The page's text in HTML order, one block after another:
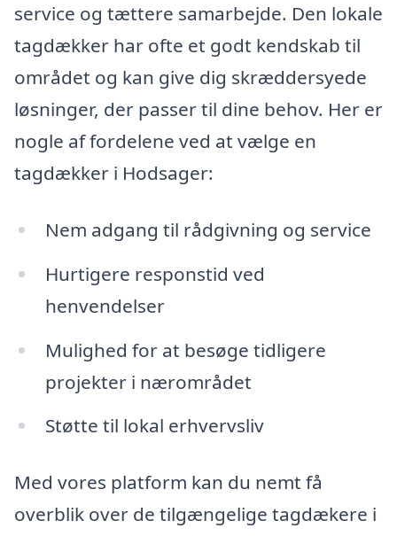
service og tættere samarbejde. Den lokale
tagdækker har ofte et godt kendskab til
området og kan give dig skræddersyede
løsninger, der passer til dine behov. Her er
nogle af fordelene ved at vælge en
tagdækker i Hodsager:
Nem adgang til rådgivning og service
Hurtigere responstid ved
henvendelser
Mulighed for at besøge tidligere
projekter i nærområdet
Støtte til lokal erhvervsliv
Med vores platform kan du nemt få
overblik over de tilgængelige tagdækere i